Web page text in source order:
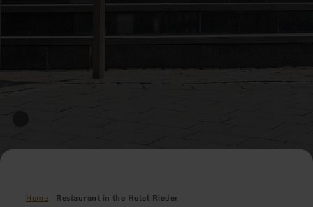
Home Restaurant in the Hotel Rieder